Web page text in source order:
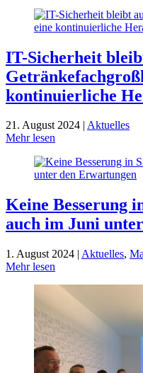
IT-Sicherheit
kontinuierliche
21. August 2024 | Aktuelles
Mehr lesen
Keine Besserung
auch im Juni
1. August 2024 | Aktuelles,
Mehr lesen